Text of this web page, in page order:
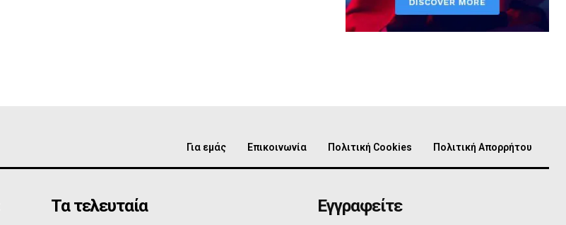
Για εμάς Επικοινωνία Πολιτική Cookies Πολιτική Απορρήτου
Τα τελευταία Εγγραφείτε